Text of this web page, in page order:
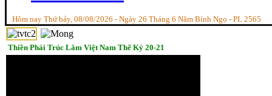
Hôm nay Thứ bảy, 08/08/2026 - Ngày 26 Tháng 6 Năm Bính Ngọ - PL 2565
Thiền Phái Trúc Lâm Việt Nam Thế Kỷ 20-21